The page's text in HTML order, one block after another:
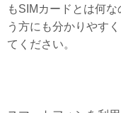
もSIMカードとは何
う方にも分かりやす
てください。